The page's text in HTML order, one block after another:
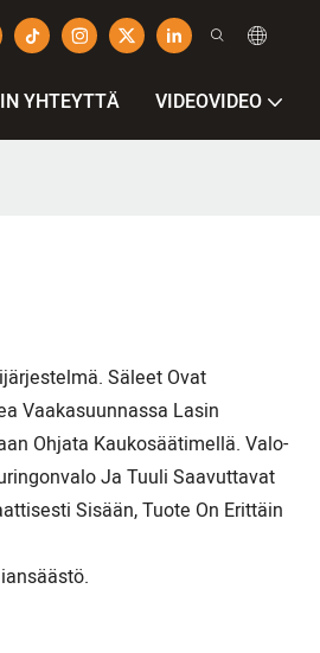
YHTEYTTÄ VIDEOVIDEO
Säleet Ovat
Vaakasuunnassa Lasin
Ohjata Kaukosäätimellä. Valo-
Ja Tuuli Saavuttavat
Sisään, Tuote On Erittäin